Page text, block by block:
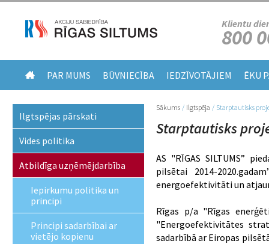
Klientu
800
PAR MUMS BŪVNIECĪBA IEDZĪVOTĀJIEM ĒKU
Jūs atrodaties šeit
Sākums / Ilgtspēja / Starptautisks
Starptautisks
AS "RĪGAS SILTUMS”
pilsētai 2014-
energoefektivitāti un
Rīgas p/a "Rīgas
"Energoefektivitātes
sadarbībā ar Eiropas
Ilgtspējas pārskati
Vides politika
Atbildīga uzņēmējdarbība
Iepirkumu politika un
principi
Principi sadarbībai ar
vietējo kopienu